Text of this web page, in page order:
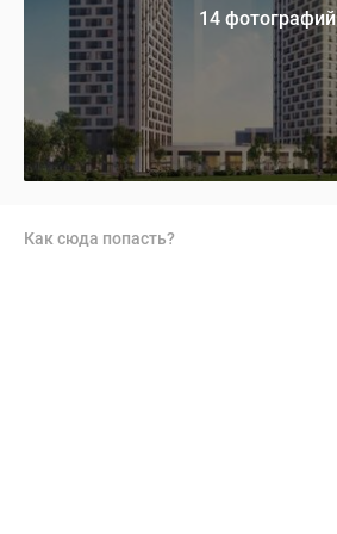
14 фотографий
Как сюда попасть?